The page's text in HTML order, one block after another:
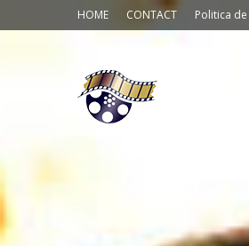
HOME CONTACT Politica